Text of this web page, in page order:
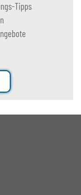
Tipps